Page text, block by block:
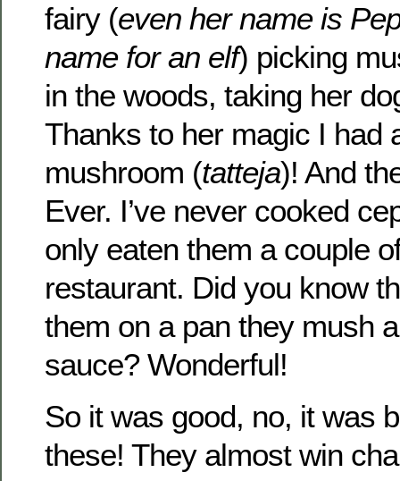
fairy (even her name is
name for an elf) picking
in the woods, taking her
Thanks to her magic I had
mushroom (tatteja)! And
Ever. I’ve never cooked
only eaten them a couple
restaurant. Did you know
them on a pan they mush
sauce? Wonderful!
So it was good, no, it was
these! They almost win